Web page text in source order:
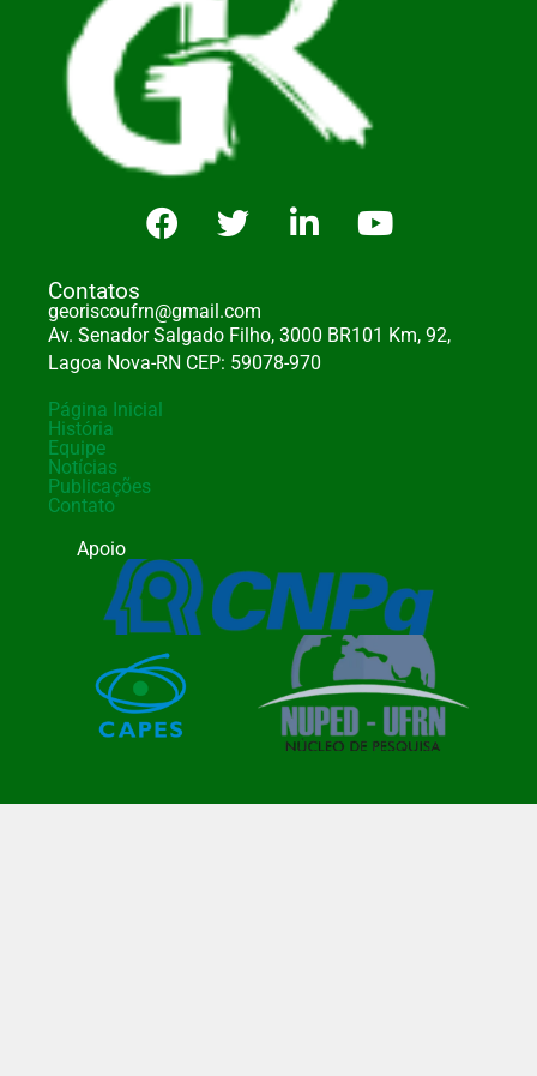
Contatos
georiscoufrn@gmail.com
Av. Senador Salgado Filho, 3000 BR101 Km, 92,
Lagoa Nova-RN CEP: 59078-970
Página Inicial
História
Equipe
Notícias
Publicações
Contato
Apoio